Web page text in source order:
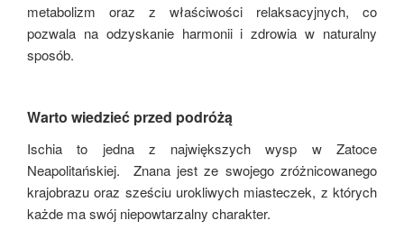
metabolizm oraz z właściwości relaksacyjnych, co
pozwala na odzyskanie harmonii i zdrowia w naturalny
sposób.
Warto wiedzieć przed podróżą
Ischia to jedna z największych wysp w Zatoce
Neapolitańskiej. Znana jest ze swojego zróżnicowanego
krajobrazu oraz sześciu urokliwych miasteczek, z których
każde ma swój niepowtarzalny charakter.